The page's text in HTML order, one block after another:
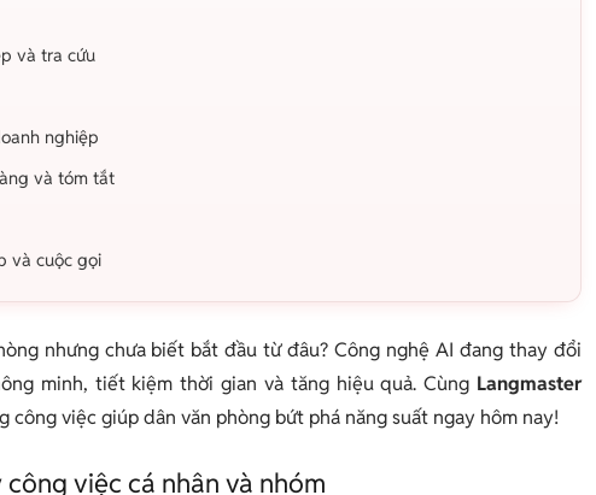
và tra cứu
nghiệp
và tóm tắt
và cuộc gọi
nhưng chưa biết bắt đầu từ đâu? Công nghệ AI đang thay đổi
minh, tiết kiệm thời gian và tăng hiệu quả. Cùng Langmaster
công việc giúp dân văn phòng bứt phá năng suất ngay hôm nay!
việc cá nhân và nhóm